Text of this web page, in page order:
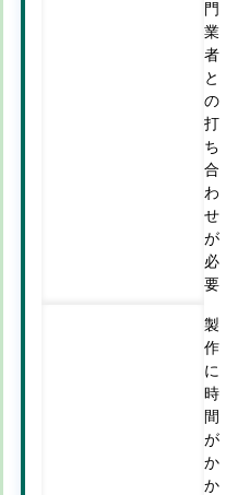
門
業
者
と
の
打
ち
合
わ
せ
が
必
要
製
作
に
時
間
が
か
か